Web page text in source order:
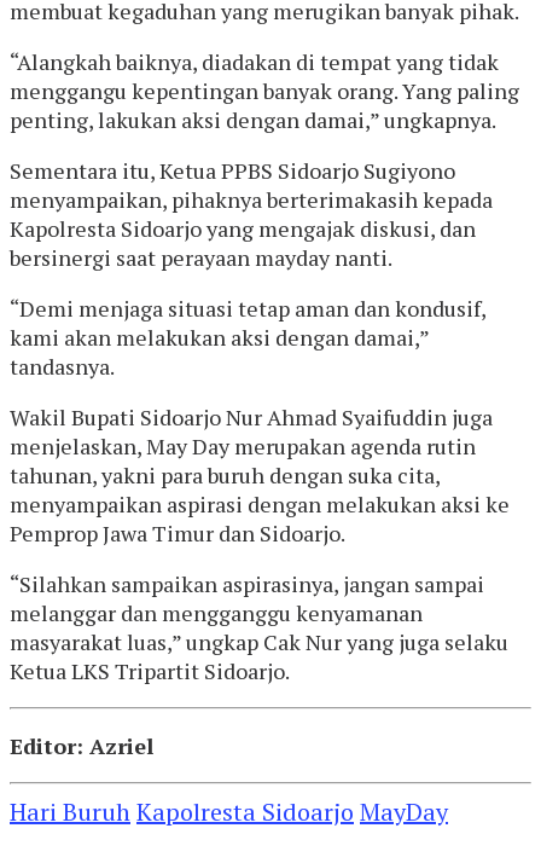
membuat kegaduhan yang merugikan banyak pihak.
“Alangkah baiknya, diadakan di tempat yang tidak
menggangu kepentingan banyak orang. Yang paling
penting, lakukan aksi dengan damai,” ungkapnya.
Sementara itu, Ketua PPBS Sidoarjo Sugiyono
menyampaikan, pihaknya berterimakasih kepada
Kapolresta Sidoarjo yang mengajak diskusi, dan
bersinergi saat perayaan mayday nanti.
“Demi menjaga situasi tetap aman dan kondusif,
kami akan melakukan aksi dengan damai,”
tandasnya.
Wakil Bupati Sidoarjo Nur Ahmad Syaifuddin juga
menjelaskan, May Day merupakan agenda rutin
tahunan, yakni para buruh dengan suka cita,
menyampaikan aspirasi dengan melakukan aksi ke
Pemprop Jawa Timur dan Sidoarjo.
“Silahkan sampaikan aspirasinya, jangan sampai
melanggar dan mengganggu kenyamanan
masyarakat luas,” ungkap Cak Nur yang juga selaku
Ketua LKS Tripartit Sidoarjo.
Editor: Azriel
Hari BuruhKapolresta Sidoarjo MayDay